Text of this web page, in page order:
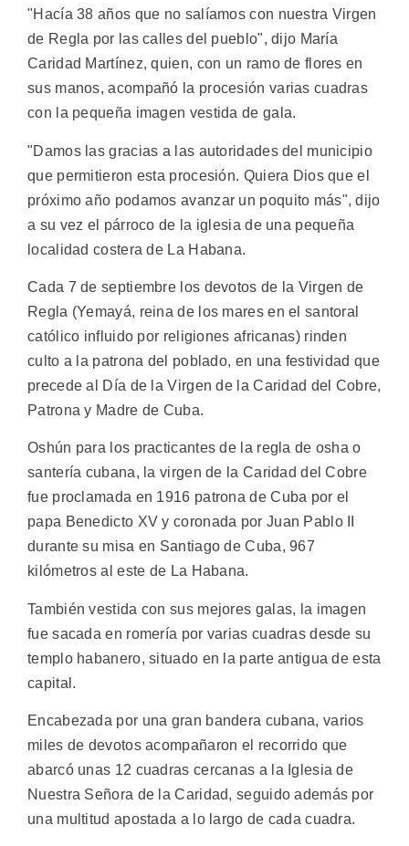
"Hacía 38 años que no salíamos con nuestra Virgen
de Regla por las calles del pueblo", dijo María
Caridad Martínez, quien, con un ramo de flores en
sus manos, acompañó la procesión varias cuadras
con la pequeña imagen vestida de gala.
"Damos las gracias a las autoridades del municipio
que permitieron esta procesión. Quiera Dios que el
próximo año podamos avanzar un poquito más", dijo
a su vez el párroco de la iglesia de una pequeña
localidad costera de La Habana.
Cada 7 de septiembre los devotos de la Virgen de
Regla (Yemayá, reina de los mares en el santoral
católico influido por religiones africanas) rinden
culto a la patrona del poblado, en una festividad que
precede al Día de la Virgen de la Caridad del Cobre,
Patrona y Madre de Cuba.
Oshún para los practicantes de la regla de osha o
santería cubana, la virgen de la Caridad del Cobre
fue proclamada en 1916 patrona de Cuba por el
papa Benedicto XV y coronada por Juan Pablo II
durante su misa en Santiago de Cuba, 967
kilómetros al este de La Habana.
También vestida con sus mejores galas, la imagen
fue sacada en romería por varias cuadras desde su
templo habanero, situado en la parte antigua de esta
capital.
Encabezada por una gran bandera cubana, varios
miles de devotos acompañaron el recorrido que
abarcó unas 12 cuadras cercanas a la Iglesia de
Nuestra Señora de la Caridad, seguido además por
una multitud apostada a lo largo de cada cuadra.